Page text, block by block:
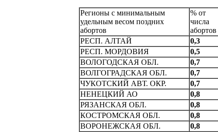
Регионы с минимальным
удельным весом поздних
абортов
% от
числа
абортов
РЕСП. АЛТАЙ
0,3
РЕСП. МОРДОВИЯ
0,5
ВОЛОГОДСКАЯ ОБЛ.
0,7
ВОЛГОГРАДСКАЯ ОБЛ.
0,7
ЧУКОТСКИЙ АВТ. ОКР.
0,7
НЕНЕЦКИЙ АО
0,8
РЯЗАHСКАЯ ОБЛ.
0,8
КОСТРОМСКАЯ ОБЛ.
0,8
ВОРОHЕЖСКАЯ ОБЛ.
0,8